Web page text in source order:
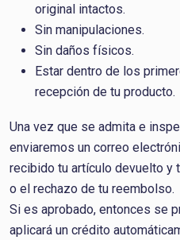
original intactos.
Sin manipulaciones.
Sin daños físicos.
Estar dentro de los
recepción de tu producto.
Una vez que se admita e
enviaremos un correo
recibido tu artículo devuelto y
o el rechazo de tu reembolso.
Si es aprobado, entonces se
aplicará un crédito